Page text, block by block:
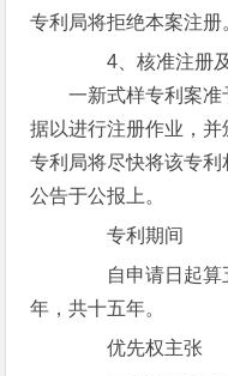
专利局将拒绝本案注册
4、核准注册
一新式样专利案准
据以进行注册作业，并
专利局将尽快将该专
公告于公报上。
专利期间
自申请日起算
年，共十五年。
优先权主张